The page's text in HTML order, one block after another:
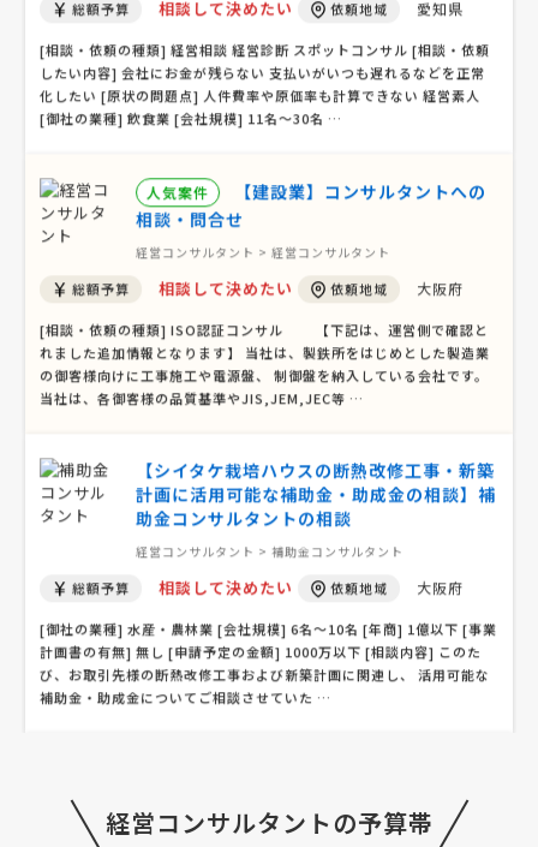
経営コンサルタント > 経営コンサルタント
総額予算 相談して決めたい 依頼地域 愛知県
[相談・依頼の種類] 経営相談 経営診断 スポットコンサル [相談・依頼
したい内容] 会社にお金が残らない 支払いがいつも遅れるなどを正常
化したい [原状の問題点] 人件費率や原価率も計算できない 経営素人
人気案件
【建設業】コンサルタントへの
相談・問合せ
経営コンサルタント > 経営コンサルタント
総額予算 相談して決めたい 依頼地域 大阪府
[相談・依頼の種類] ISO認証コンサル 【下記は、運営側で確認と
れました追加情報となります】 当社は、製鉄所をはじめとした製造業
の御客様向けに工事施工や電源盤、 制御盤を納入している会社です。
【シイタケ栽培ハウスの断熱改修工事・新築
計画に活用可能な補助金・助成金の相談】補
助金コンサルタントの相談
経営コンサルタント > 補助金コンサルタント
総額予算 相談して決めたい 依頼地域 大阪府
[御社の業種] 水産・農林業 [会社規模] 6名〜10名 [年商] 1億以下 [事業
計画書の有無] 無し [申請予定の金額] 1000万以下 [相談内容] このた
び、お取引先様の断熱改修工事および新築計画に関連し、 活用可能な
経営コンサルタント > 起業・開業コンサルタント
経営コンサルタントの予算帯